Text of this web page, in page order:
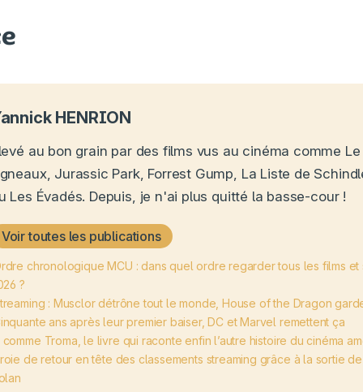
HENRION
au bon grain par des films vus au cinéma comme
Jurassic Park, Forrest Gump, La Liste de
Les Évadés. Depuis, je n'ai plus quitté la basse-cour !
Voir toutes les publications
chronologique MCU : dans quel ordre regarder tous les films et
?
: Musclor détrône tout le monde, House of the Dragon
ans après leur premier baiser, DC et Marvel remettent ça
comme Troma, le livre qui raconte enfin l’autre histoire du cinéma
de retour en tête des classements streaming grâce à la sortie de